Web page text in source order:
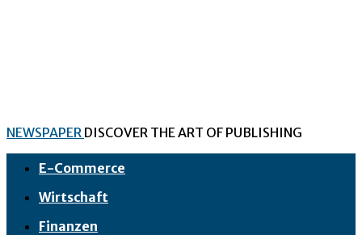
NEWSPAPER DISCOVER THE ART OF PUBLISHING
E-Commerce
Wirtschaft
Finanzen